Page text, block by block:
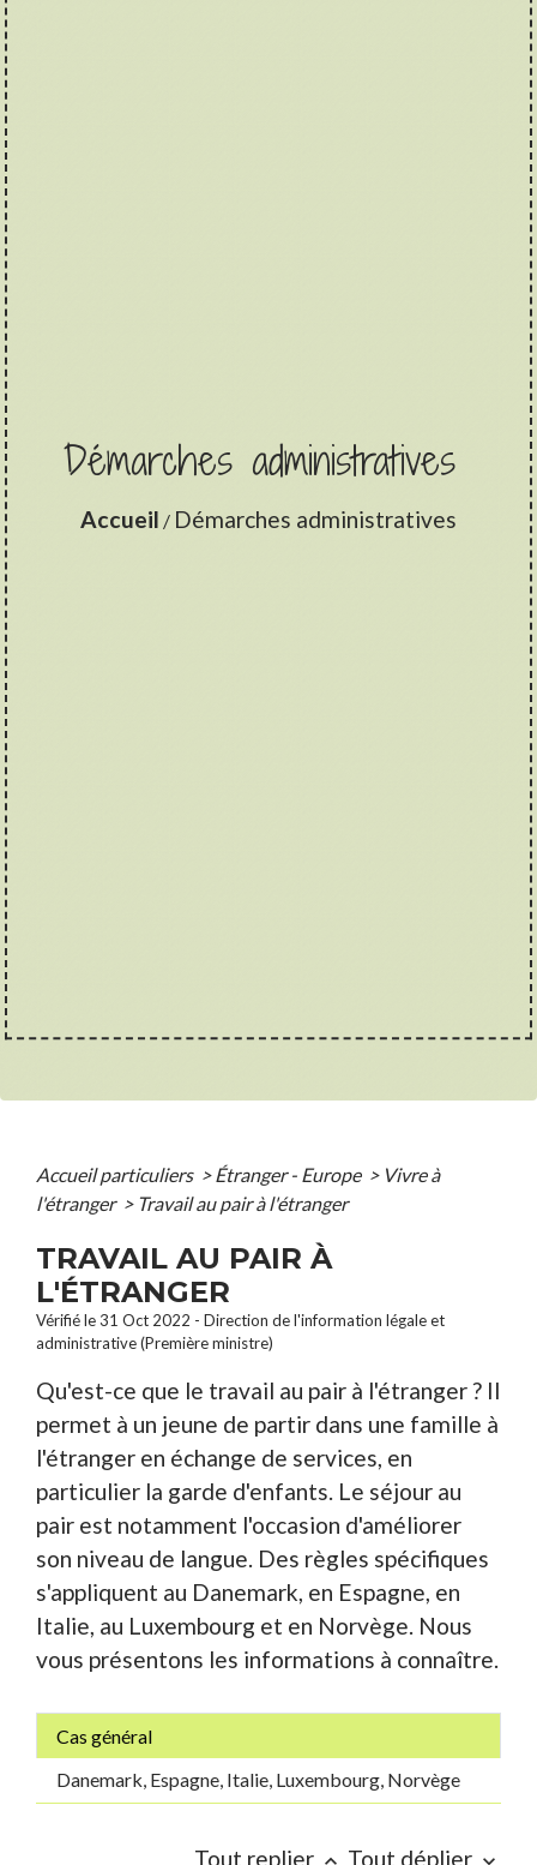
Démarches administratives
Accueil / Démarches administratives
Accueil particuliers > Étranger - Europe > Vivre à
l'étranger > Travail au pair à l'étranger
TRAVAIL AU PAIR À
L'ÉTRANGER
Vérifié le 31 Oct 2022 - Direction de l'information légale et
administrative (Première ministre)
Qu'est-ce que le travail au pair à l'étranger ? Il
permet à un jeune de partir dans une famille à
l'étranger en échange de services, en
particulier la garde d'enfants. Le séjour au
pair est notamment l'occasion d'améliorer
son niveau de langue. Des règles spécifiques
s'appliquent au Danemark, en Espagne, en
Italie, au Luxembourg et en Norvège. Nous
vous présentons les informations à connaître.
Cas général
Danemark, Espagne, Italie, Luxembourg, Norvège
Tout replier Tout déplier